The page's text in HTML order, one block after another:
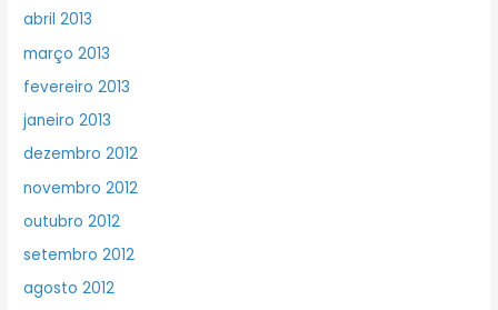
abril 2013
março 2013
fevereiro 2013
janeiro 2013
dezembro 2012
novembro 2012
outubro 2012
setembro 2012
agosto 2012